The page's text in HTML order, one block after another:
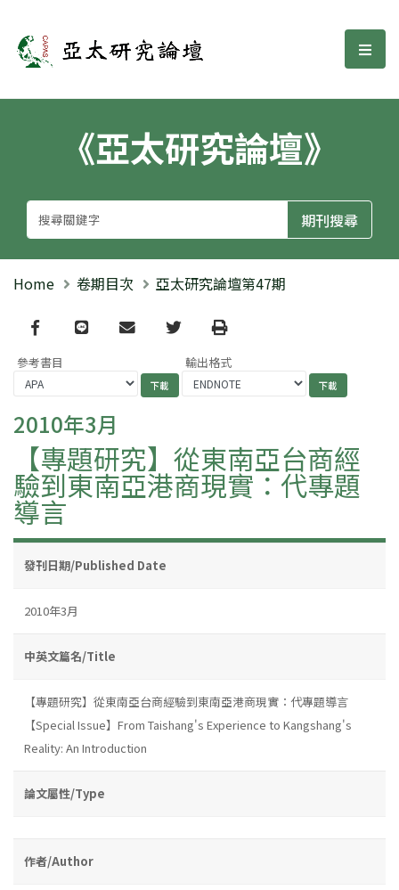
亞太研究論壇 選
《亞太研究論壇》
Home 卷期目次 亞太研究論壇第47期
Facebook
line email TwitterPrint
參考書目 輸出格式
2010年3月
【專題研究】從東南亞台商經
驗到東南亞港商現實：代專題
導言
發刊日期/Published Date
2010年3月
中英文篇名/Title
【專題研究】從東南亞台商經驗到東南亞港商現實：代專題導言
【Special Issue】From Taishang's Experience to Kangshang's
Reality: An Introduction
論文屬性/Type
作者/Author